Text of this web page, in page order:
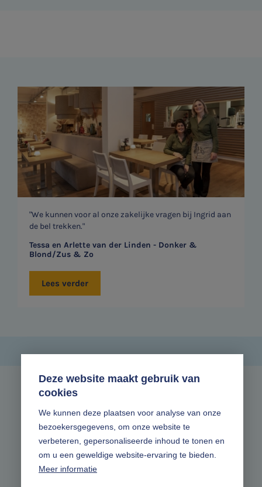
Deze website maakt gebruik van
cookies
We kunnen deze plaatsen voor analyse van onze
bezoekersgegevens, om onze website te
verbeteren, gepersonaliseerde inhoud te tonen en
om u een geweldige website-ervaring te bieden.
Meer informatie
Vacatures
Stages
Belastingadvies
Audit
"We kunnen voor al onze zakelijke vragen bij Ingrid aan
de bel trekken."
Tessa en Arlette van der Linden - Donker &
Blond/Zus & Zo
Lees verder
Volg ons online